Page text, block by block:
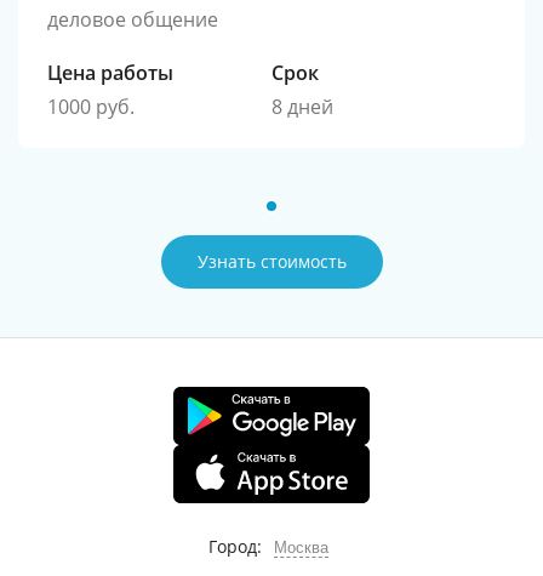
деловое общение
Цена работы
1000 руб.
Срок
8 дней
Узнать стоимость
Город: Москва